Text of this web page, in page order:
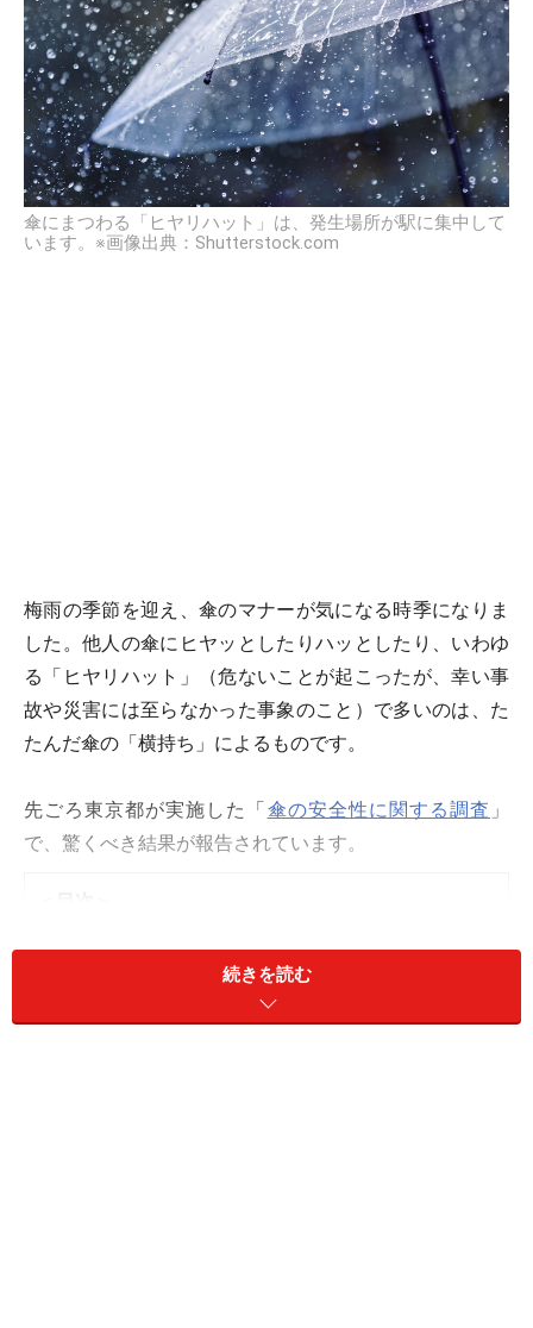
傘にまつわる「ヒヤリハット」は、発生場所が駅に集中して
います。※画像出典：Shutterstock.com
梅雨の季節を迎え、傘のマナーが気になる時季になりま
した。他人の傘にヒヤッとしたりハッとしたり、いわゆ
る「ヒヤリハット」（危ないことが起こったが、幸い事
故や災害には至らなかった事象のこと）で多いのは、た
たんだ傘の「横持ち」によるものです。
先ごろ東京都が実施した「傘の安全性に関する調査 」
で、驚くべき結果が報告されています。
横持ちした傘の衝撃力はビアノ1台分！
傘は思っている以上に長い
傘を携行する時の正しい「持ち方」
続きを読む